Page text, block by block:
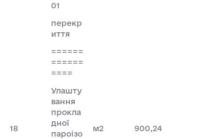
01
перекр
иття
======
======
====
18
Улашту
вання
прокла
дної
пароізо
м2 900,24